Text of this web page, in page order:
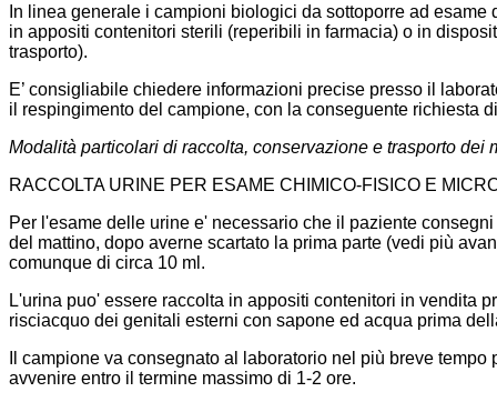
In linea generale i campioni biologici da sottoporre ad
in appositi contenitori sterili (reperibili in farmacia) o in
trasporto).
E’ consigliabile chiedere informazioni precise presso il
il respingimento del campione, con la conseguente richiesta
Modalità particolari di raccolta, conservazione e trasporto dei
RACCOLTA URINE PER ESAME CHIMICO-FISICO E
Per l'esame delle urine e' necessario che il paziente
del mattino, dopo averne scartato la prima parte (vedi più
comunque di circa 10 ml.
L'urina puo' essere raccolta in appositi contenitori in vendita
risciacquo dei genitali esterni con sapone ed acqua prima
Il campione va consegnato al laboratorio nel più breve
avvenire entro il termine massimo di 1-2 ore.